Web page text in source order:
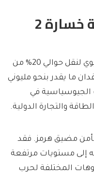
مضيق هرمز تحت التهديد: احتمالية خسارة 2
تواجه حركة الملاحة التجارية في مضيق هرمز، وهو شريان حيوي لنقل حوالي 20% من
ما يقدر بنحو مليوني
الجيوسياسية في
والتجارة الدولية.
بأمن مضيق هرمز. فقد
إلى مستويات مرتفعة
المختلفة لحرب